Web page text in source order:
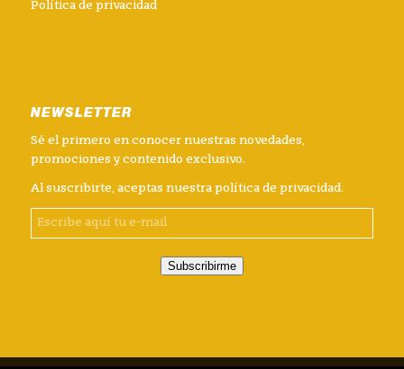
Política de privacidad
NEWSLETTER
Sé el primero en conocer nuestras novedades,
promociones y contenido exclusivo.
Al suscribirte, aceptas nuestra política de privacidad.
Subscribirme